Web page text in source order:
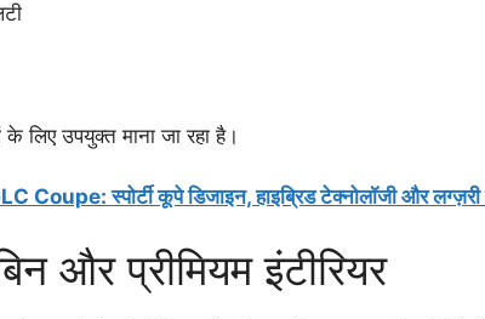
लिए उपयुक्त माना जा रहा है।
स्पोर्टी कूपे डिजाइन, हाइब्रिड टेक्नोलॉजी और लग्ज़री
और प्रीमियम इंटीरियर